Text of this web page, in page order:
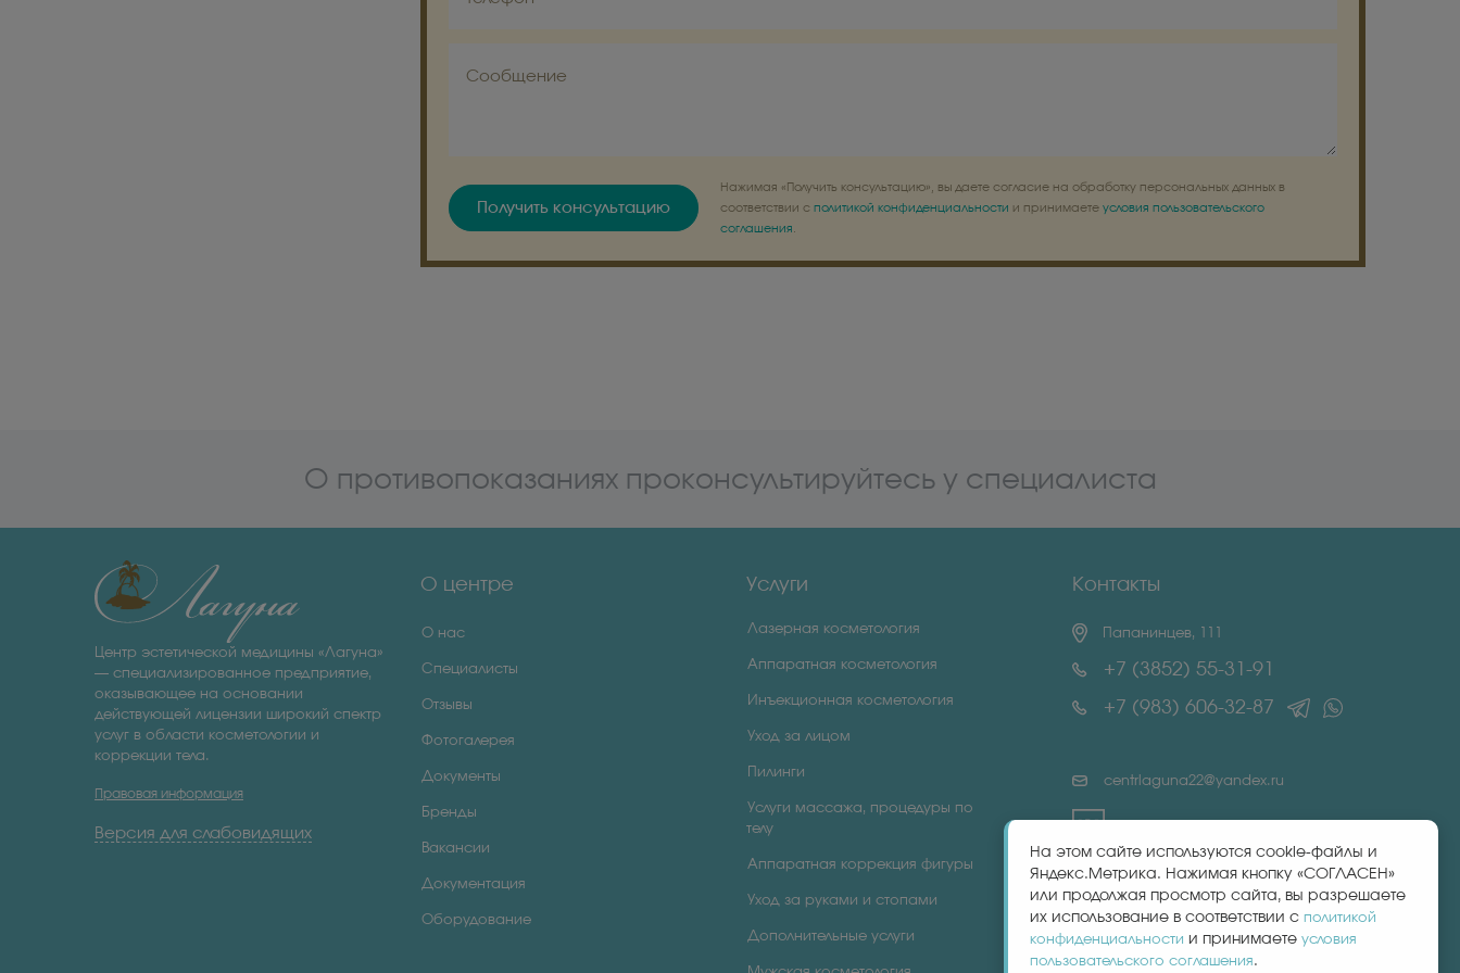
Сообщение
Получить консультацию
Нажимая «Получить консультацию», вы даете согласие на обработку персональных данных в
соответствии с политикой конфиденциальности и принимаете условия пользовательского
соглашения
О противопоказаниях проконсультируйтесь у специалиста
Центр эстетической медицины «Лагуна»
— специализированное предприятие,
оказывающее на основании
действующей лицензии широкий спектр
услуг в области косметологии и
коррекции тела.
Правовая информация
Версия для слабовидящих
О центре
О нас
Специалисты
Отзывы
Фотогалерея
Документы
Бренды
Вакансии
Документация
Оборудование
Услуги
Лазерная косметология
Аппаратная косметология
Инъекционная косметология
Уход за лицом
Пилинги
Услуги массажа, процедуры по
телу
Аппаратная коррекция фигуры
Уход за руками и стопами
Дополнительные услуги
Контакты
Папанинцев, 111
+7 (3852) 55-31-91
+7 (983) 606-32-87
centrlaguna22@yandex.ru
На этом сайте используются cookie-файлы и
Яндекс.Метрика. Нажимая кнопку «СОГЛАСЕН»
или продолжая просмотр сайта, вы разрешаете
их использование в соответствии с политикой
конфиденциальности и принимаете условия
пользовательского соглашения.